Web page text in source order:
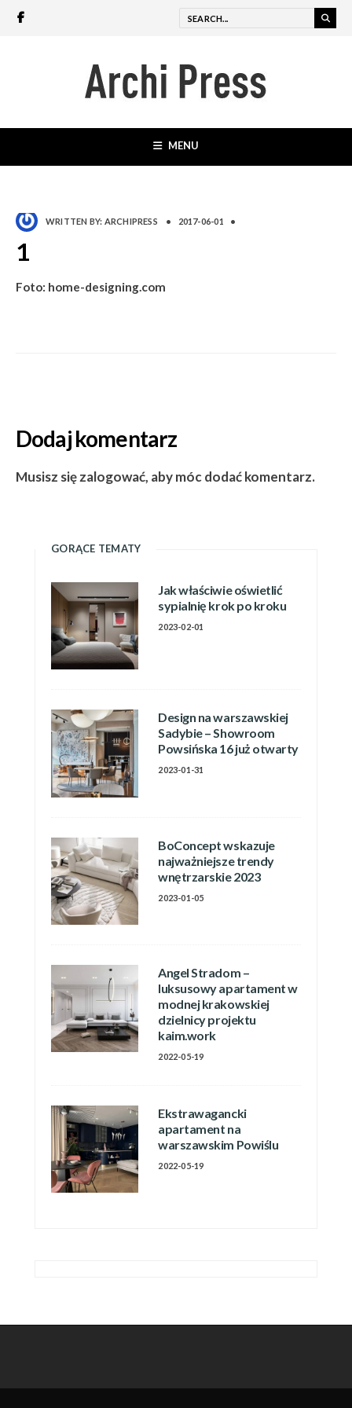
MENU
WRITTEN BY: ARCHIPRESS • 2017-06-01 •
1
Foto: home-designing.com
Dodaj komentarz
Musisz się zalogować, aby móc dodać komentarz.
GORĄCE TEMATY
Jak właściwie oświetlić
sypialnię krok po kroku
2023-02-01
Design na warszawskiej
Sadybie – Showroom
Powsińska 16 już otwarty
2023-01-31
BoConcept wskazuje
najważniejsze trendy
wnętrzarskie 2023
2023-01-05
Angel Stradom –
luksusowy apartament w
modnej krakowskiej
dzielnicy projektu
kaim.work
2022-05-19
Ekstrawagancki
apartament na
warszawskim Powiślu
2022-05-19